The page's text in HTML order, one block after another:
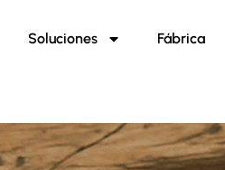
Soluciones Fábrica